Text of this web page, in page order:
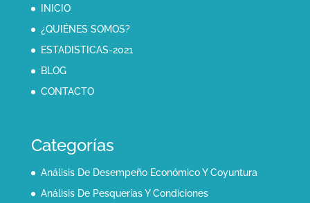
INICIO
¿QUIÉNES SOMOS?
ESTADISTICAS-2021
BLOG
CONTACTO
Categorías
Análisis De Desempeño Económico Y Coyuntura
Análisis De Pesquerías Y Condiciones